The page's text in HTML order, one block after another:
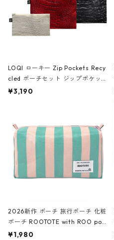
LOQI ローキー Zip Pockets Recy
cled ポーチセット ジップポケット
ファスナーポーチ 撥水加工 トラベ
ーガンディー、オフホワイト
¥3,190
2026新作 ポーチ 旅行ポーチ 化粧
ポーチ ROOTOTE with ROO pou
ch 3532 ルートート WR.ポーチ.ラ
¥1,980